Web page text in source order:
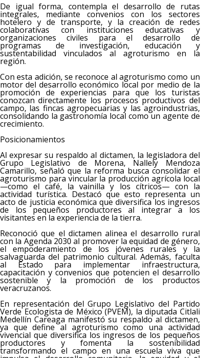
De igual forma, contempla el desarrollo de rutas
integrales, mediante convenios con los sectores
hotelero y de transporte, y la creación de redes
colaborativas con instituciones educativas y
organizaciones civiles para el desarrollo de
programas de investigación, educación y
sustentabilidad vinculados al agroturismo en la
región.
Con esta adición, se reconoce al agroturismo como un
motor del desarrollo económico local por medio de la
promoción de experiencias para que los turistas
conozcan directamente los procesos productivos del
campo, las fincas agropecuarias y las agroindustrias,
consolidando la gastronomía local como un agente de
crecimiento.
Posicionamientos
Al expresar su respaldo al dictamen, la legisladora del
Grupo Legislativo de Morena, Nallely Mendoza
Camarillo, señaló que la reforma busca consolidar el
agroturismo para vincular la producción agrícola local
—como el café, la vainilla y los cítricos— con la
actividad turística. Destacó que esto representa un
acto de justicia económica que diversifica los ingresos
de los pequeños productores al integrar a los
visitantes en la experiencia de la tierra.
Reconoció que el dictamen alinea el desarrollo rural
con la Agenda 2030 al promover la equidad de género,
el empoderamiento de los jóvenes rurales y la
salvaguarda del patrimonio cultural. Además, faculta
al Estado para implementar infraestructura,
capacitación y convenios que potencien el desarrollo
sostenible y la promoción de los productos
veracruzanos.
En representación del Grupo Legislativo del Partido
Verde Ecologista de México (PVEM), la diputada Citlali
Medellín Careaga manifestó su respaldo al dictamen,
ya que define al agroturismo como una actividad
vivencial que diversifica los ingresos de los pequeños
productores y fomenta la sostenibilidad
transformando el campo en una escuela viva que